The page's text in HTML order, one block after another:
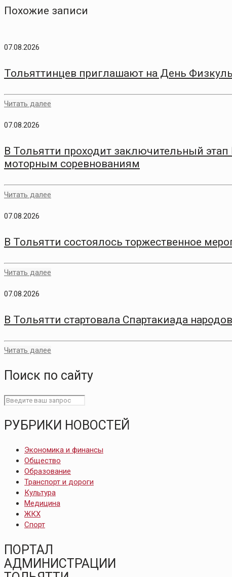
Похожие записи
07.08.2026
Тольяттинцев приглашают на День
Читать далее
07.08.2026
В Тольятти проходит заключительный
моторным соревнованиям
Читать далее
07.08.2026
В Тольятти состоялось торжественное
Читать далее
07.08.2026
В Тольятти стартовала Спартакиада
Читать далее
Поиск по сайту
РУБРИКИ НОВОСТЕЙ
Экономика и финансы
Общество
Образование
Транспорт и дороги
Культура
Медицина
ЖКХ
Спорт
ПОРТАЛ
АДМИНИСТРАЦИИ